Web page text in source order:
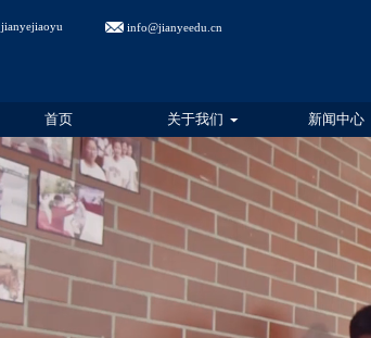
jianyejiaoyu info@jianyeedu.cn
首页 关于我们 新闻中心